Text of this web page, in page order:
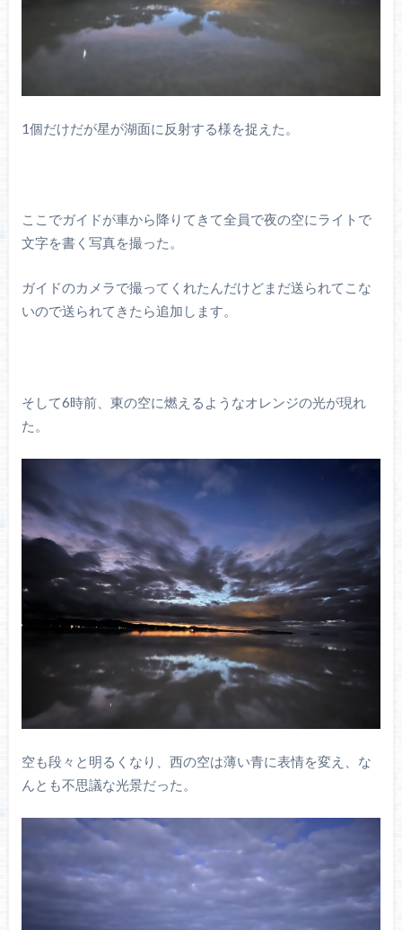
1個だけだが星が湖面に反射する様を捉えた。
ここでガイドが車から降りてきて全員で夜の空にライトで
文字を書く写真を撮った。
ガイドのカメラで撮ってくれたんだけどまだ送られてこな
いので送られてきたら追加します。
そして6時前、東の空に燃えるようなオレンジの光が現れ
た。
空も段々と明るくなり、西の空は薄い青に表情を変え、な
んとも不思議な光景だった。